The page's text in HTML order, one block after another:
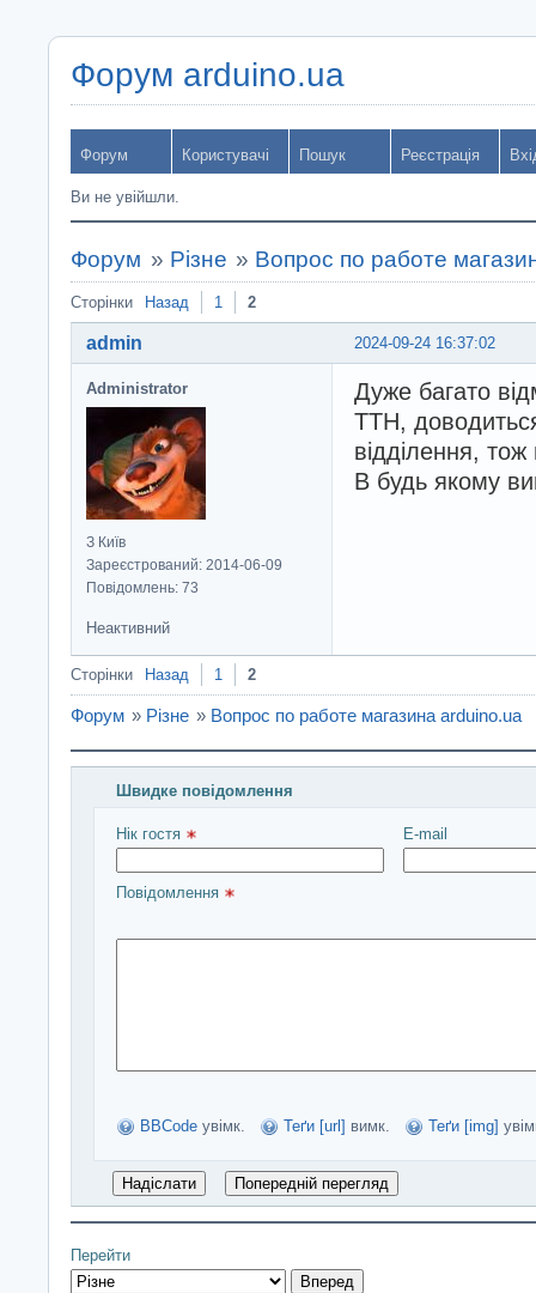
Форум arduino.ua
Форум Користувачі Пошук Реєстрація
Ви не увійшли.
Форум » Різне » Вопрос по работе
Сторінки Назад 1 2
2024-09-24 16:37:02
admin
Administrator
З Київ
Зареєстрований: 2014-06-09
Повідомлень: 73
Дуже багато
ТТН,
відділення,
В будь якому
Неактивний
Сторінки Назад 1 2
Форум » Різне » Вопрос по работе магазина arduino.ua
Швидке повідомлення
Введіть повідомлення і натисніть Надіслати
Нік гостя E-mail
Повідомлення
BBCode увімк. Теґи [url] вимк. Теґи [img]
Перейти